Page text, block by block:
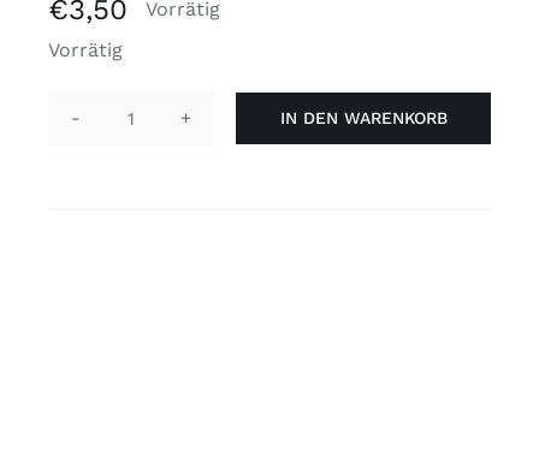
€3,50
Vorrätig
Vorrätig
Pin
IN DEN WARENKORB